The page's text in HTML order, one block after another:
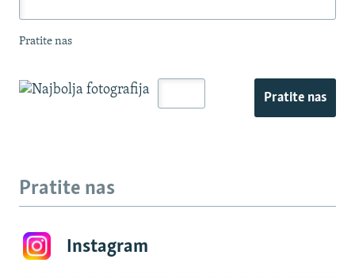
Pratite nas
Pratite nas
Pratite nas
Instagram